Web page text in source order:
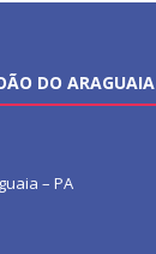
DO ARAGUAIA
– PA